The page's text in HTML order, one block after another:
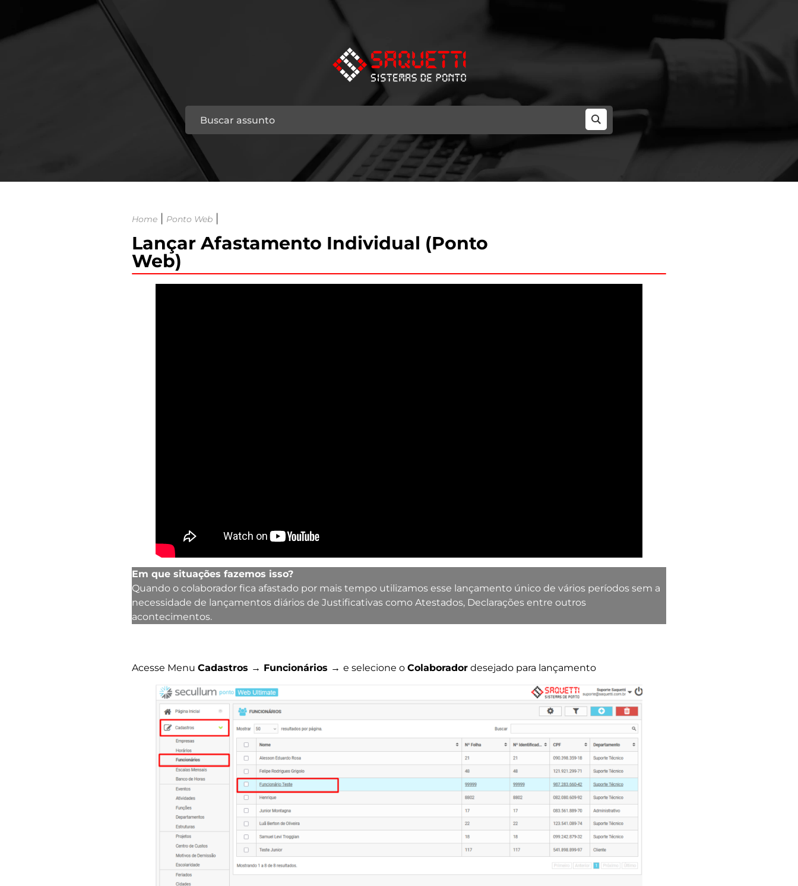
Home Ponto Web
Lançar Afastamento Individual (Ponto
Web)
Em que situações fazemos isso?
Quando o colaborador fica afastado por mais tempo utilizamos esse lançamento único de vários períodos sem a
necessidade de lançamentos diários de Justificativas como Atestados, Declarações entre outros
acontecimentos.
Acesse Menu Cadastros → Funcionários → e selecione o Colaborador desejado para lançamento